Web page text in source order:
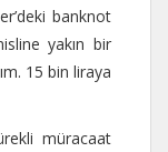
banknot
yakın bir
15 bin liraya
müracaat